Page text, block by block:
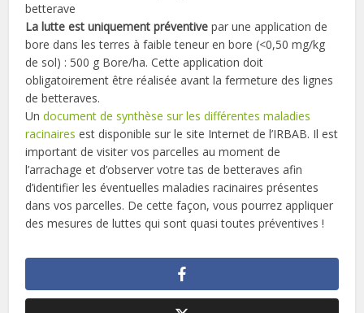
betterave
La lutte est uniquement préventive par une application de
bore dans les terres à faible teneur en bore (<0,50 mg/kg
de sol) : 500 g Bore/ha. Cette application doit
obligatoirement être réalisée avant la fermeture des lignes
de betteraves.
Undocument de synthèse sur les différentes maladies
racinaires est disponible sur le site Internet de l’IRBAB. Il est
important de visiter vos parcelles au moment de
l’arrachage et d’observer votre tas de betteraves afin
d’identifier les éventuelles maladies racinaires présentes
dans vos parcelles. De cette façon, vous pourrez appliquer
des mesures de luttes qui sont quasi toutes préventives !